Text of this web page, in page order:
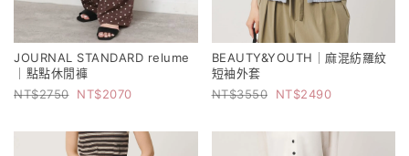
JOURNAL STANDARD relume
｜點點休閒褲
2750
2070
BEAUTY&YOUTH｜麻混紡羅紋
短袖外套
3550
2490